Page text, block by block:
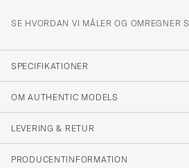
SE HVORDAN VI MÅLER OG OMREGNER
SPECIFIKATIONER
OM AUTHENTIC MODELS
LEVERING & RETUR
PRODUCENTINFORMATION